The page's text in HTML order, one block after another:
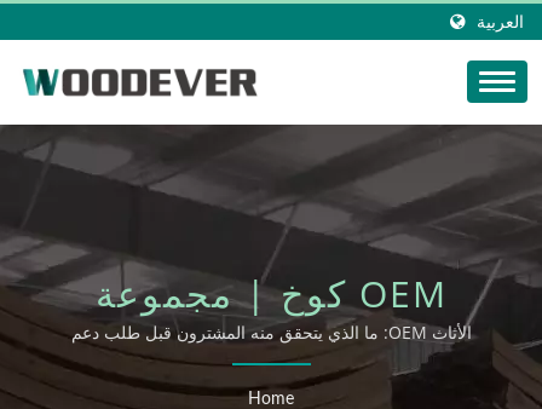
العربية
OEM كوخ | مجموعة
WOODEVER الخارجية
الأثاث OEM: ما الذي يتحقق منه المشترون قبل طلب دعم
OEM/ODM
Home